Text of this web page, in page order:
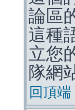
論區
這種
立您
隊網
回頂端